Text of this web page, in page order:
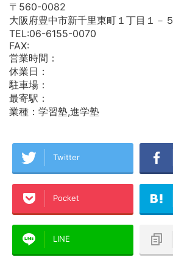
〒560-0082
大阪府豊中市新千里東町１丁目１－５
TEL:06-6155-0070
FAX:
営業時間：
休業日：
駐車場：
最寄駅：
業種：学習塾,進学塾
Twitter
Pocket
LINE